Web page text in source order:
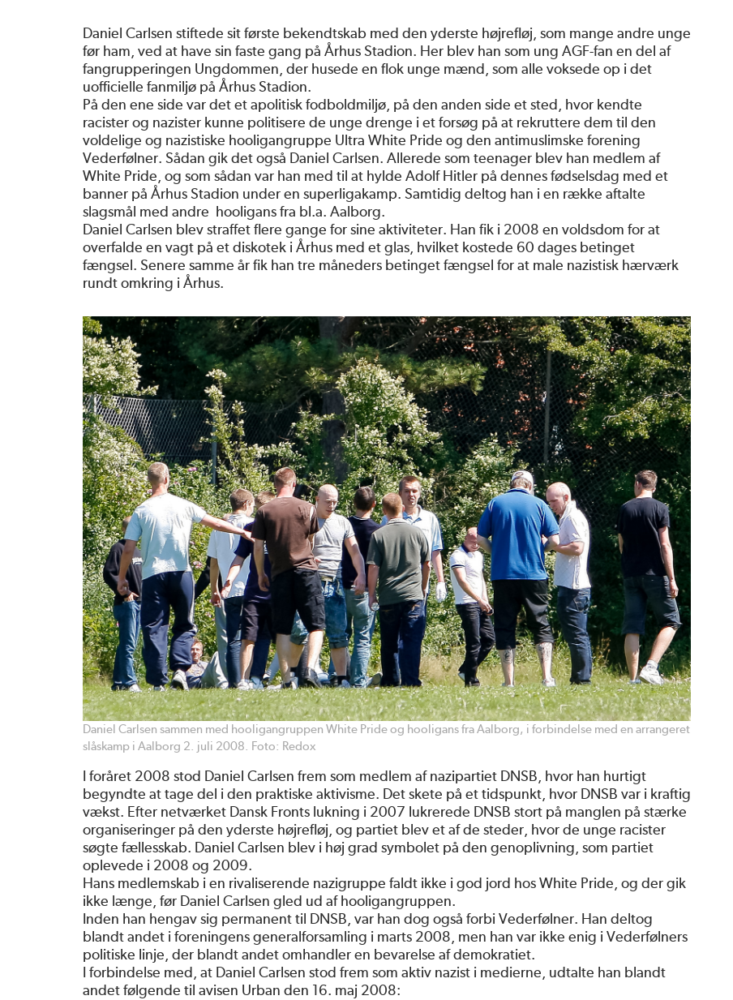
Daniel Carlsen stiftede sit første bekendtskab med den yderste højrefløj, som mange andre unge
før ham, ved at have sin faste gang på Århus Stadion. Her blev han som ung AGF-fan en del af
fangrupperingen Ungdommen, der husede en flok unge mænd, som alle voksede op i det
uofficielle fanmiljø på Århus Stadion.
På den ene side var det et apolitisk fodboldmiljø, på den anden side et sted, hvor kendte
racister og nazister kunne politisere de unge drenge i et forsøg på at rekruttere dem til den
voldelige og nazistiske hooligangruppe Ultra White Pride og den antimuslimske forening
Vederfølner. Sådan gik det også Daniel Carlsen. Allerede som teenager blev han medlem af
White Pride, og som sådan var han med til at hylde Adolf Hitler på dennes fødselsdag med et
banner på Århus Stadion under en superligakamp. Samtidig deltog han i en række aftalte
slagsmål med andre hooligans fra bl.a. Aalborg.
Daniel Carlsen blev straffet flere gange for sine aktiviteter. Han fik i 2008 en voldsdom for at
overfalde en vagt på et diskotek i Århus med et glas, hvilket kostede 60 dages betinget
fængsel. Senere samme år fik han tre måneders betinget fængsel for at male nazistisk hærværk
rundt omkring i Århus.
Daniel Carlsen sammen med hooligangruppen White Pride og hooligans fra Aalborg, i forbindelse med en arrangeret
slåskamp i Aalborg 2. juli 2008. Foto: Redox
I foråret 2008 stod Daniel Carlsen frem som medlem af nazipartiet DNSB, hvor han hurtigt
begyndte at tage del i den praktiske aktivisme. Det skete på et tidspunkt, hvor DNSB var i kraftig
vækst. Efter netværket Dansk Fronts lukning i 2007 lukrerede DNSB stort på manglen på stærke
organiseringer på den yderste højrefløj, og partiet blev et af de steder, hvor de unge racister
søgte fællesskab. Daniel Carlsen blev i høj grad symbolet på den genoplivning, som partiet
oplevede i 2008 og 2009.
Hans medlemskab i en rivaliserende nazigruppe faldt ikke i god jord hos White Pride, og der gik
ikke længe, før Daniel Carlsen gled ud af hooligangruppen.
Inden han hengav sig permanent til DNSB, var han dog også forbi Vederfølner. Han deltog
blandt andet i foreningens generalforsamling i marts 2008, men han var ikke enig i Vederfølners
politiske linje, der blandt andet omhandler en bevarelse af demokratiet.
I forbindelse med, at Daniel Carlsen stod frem som aktiv nazist i medierne, udtalte han blandt
andet følgende til avisen Urban den 16. maj 2008: